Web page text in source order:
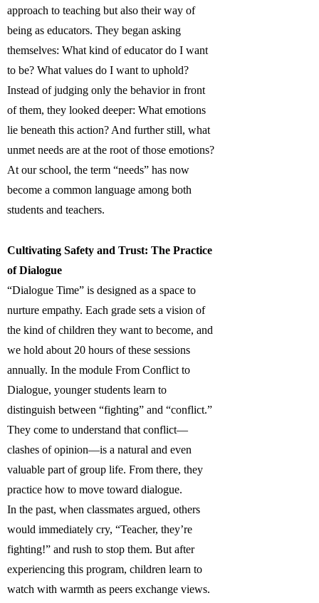
approach to teaching but also their way of
being as educators. They began asking
themselves: What kind of educator do I want
to be? What values do I want to uphold?
Instead of judging only the behavior in front
of them, they looked deeper: What emotions
lie beneath this action? And further still, what
unmet needs are at the root of those emotions?
At our school, the term “needs” has now
become a common language among both
students and teachers.
Cultivating Safety and Trust: The Practice
of Dialogue
“Dialogue Time” is designed as a space to
nurture empathy. Each grade sets a vision of
the kind of children they want to become, and
we hold about 20 hours of these sessions
annually. In the module From Conflict to
Dialogue, younger students learn to
distinguish between “fighting” and “conflict.”
They come to understand that conflict—
clashes of opinion—is a natural and even
valuable part of group life. From there, they
practice how to move toward dialogue.
In the past, when classmates argued, others
would immediately cry, “Teacher, they’re
fighting!” and rush to stop them. But after
experiencing this program, children learn to
watch with warmth as peers exchange views.